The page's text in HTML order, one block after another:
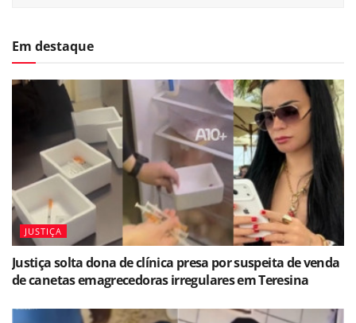
Em destaque
JUSTIÇA
Justiça solta dona de clínica presa por suspeita de venda
de canetas emagrecedoras irregulares em Teresina